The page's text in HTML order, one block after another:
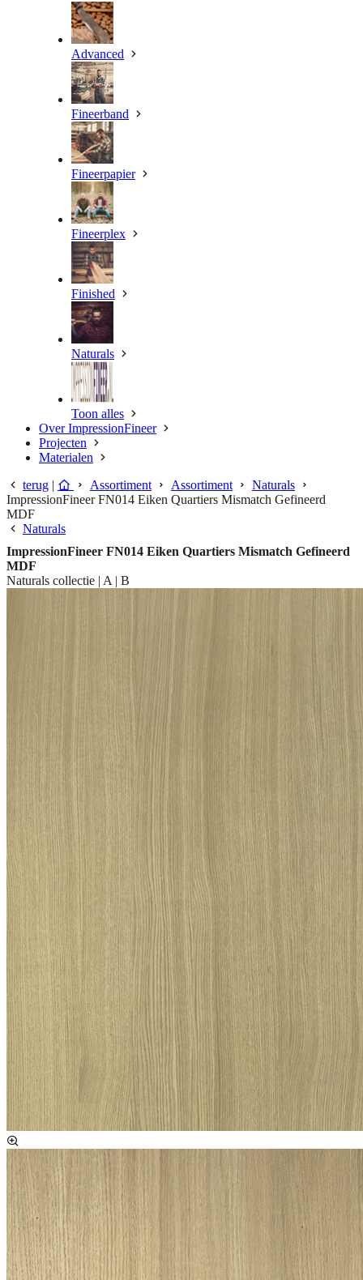
Advanced
Fineerband
Fineerpapier
Fineerplex
Finished
Naturals
Toon alles
Over ImpressionFineer
Projecten
Materialen
terug | Assortiment Assortiment
Naturals
ImpressionFineer FN014 Eiken Quartiers Mismatch Gefineerd
MDF
Naturals
ImpressionFineer FN014 Eiken Quartiers Mismatch Gefineerd
MDF
Naturals collectie | A | B